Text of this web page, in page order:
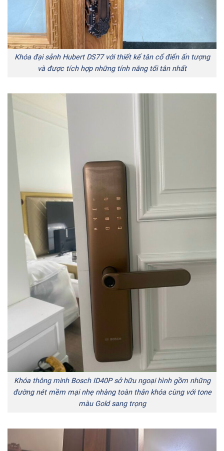
Khóa đại sảnh Hubert DS77 với thiết kế tân cổ điển ấn tượng
và được tích hợp những tính năng tối tân nhất
Khóa thông minh Bosch ID40P sở hữu ngoại hình gồm những
đường nét mềm mại nhẹ nhàng toàn thân khóa cùng với tone
màu Gold sang trọng